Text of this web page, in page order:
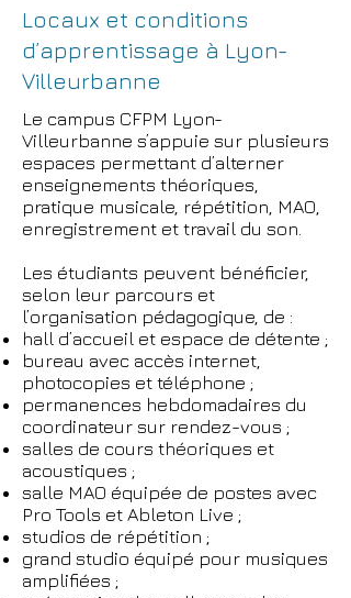
Locaux et conditions
d’apprentissage à Lyon-
Villeurbanne
Le campus CFPM Lyon-
Villeurbanne s’appuie sur plusieurs
espaces permettant d’alterner
enseignements théoriques,
pratique musicale, répétition, MAO,
enregistrement et travail du son.
Les étudiants peuvent bénéficier,
selon leur parcours et
l’organisation pédagogique, de :
hall d’accueil et espace de détente ;
bureau avec accès internet,
photocopies et téléphone ;
permanences hebdomadaires du
coordinateur sur rendez-vous ;
salles de cours théoriques et
acoustiques ;
salle MAO équipée de postes avec
Pro Tools et Ableton Live ;
studios de répétition ;
grand studio équipé pour musiques
amplifiées ;